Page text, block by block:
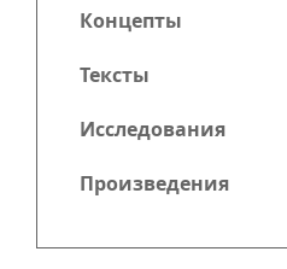
Концепты
Тексты
Исследования
Произведения